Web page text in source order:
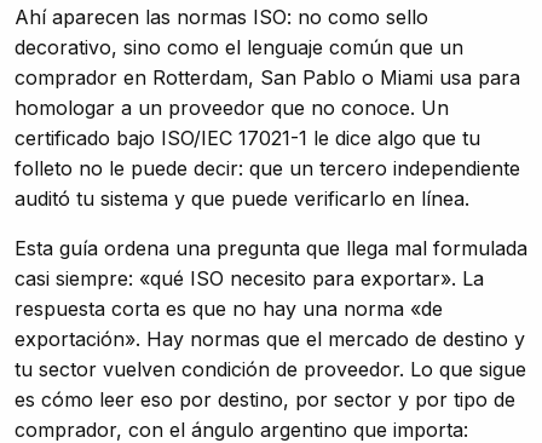
Ahí aparecen las normas ISO: no como sello
decorativo, sino como el lenguaje común que un
comprador en Rotterdam, San Pablo o Miami usa para
homologar a un proveedor que no conoce. Un
certificado bajo ISO/IEC 17021-1 le dice algo que tu
folleto no le puede decir: que un tercero independiente
auditó tu sistema y que puede verificarlo en línea.
Esta guía ordena una pregunta que llega mal formulada
casi siempre: «qué ISO necesito para exportar». La
respuesta corta es que no hay una norma «de
exportación». Hay normas que el mercado de destino y
tu sector vuelven condición de proveedor. Lo que sigue
es cómo leer eso por destino, por sector y por tipo de
comprador, con el ángulo argentino que importa: